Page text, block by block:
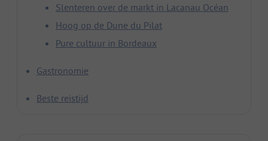
Slenteren over de markt in Lacanau Océan
Hoog op de Dune du Pilat
Pure cultuur in Bordeaux
Gastronomie
Beste reistijd